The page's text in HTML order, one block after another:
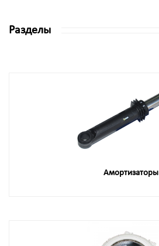
Разделы
Амортизаторы